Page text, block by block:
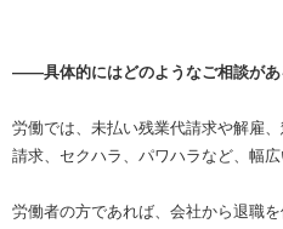
――具体的にはどのようなご相談があ
労働では、未払い残業代請求や解雇
請求、セクハラ、パワハラなど、幅
労働者の方であれば、会社から退職